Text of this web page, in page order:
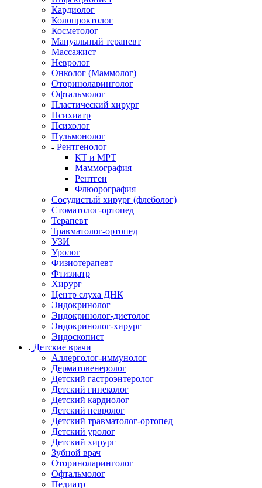
Кардиолог
Колопроктолог
Косметолог
Мануальный терапевт
Массажист
Невролог
Онколог (Маммолог)
Оториноларинголог
Офтальмолог
Пластический хирург
Психиатр
Психолог
Пульмонолог
Рентгенолог
КТ и МРТ
Маммография
Рентген
Флюорография
Сосудистый хирург (флеболог)
Стоматолог-ортопед
Терапевт
Травматолог-ортопед
УЗИ
Уролог
Физиотерапевт
Фтизиатр
Хирург
Центр слуха ДНК
Эндокринолог
Эндокринолог-диетолог
Эндокринолог-хирург
Эндоскопист
Детские врачи
Аллерголог-иммунолог
Дерматовенеролог
Детский гастроэнтеролог
Детский гинеколог
Детский кардиолог
Детский невролог
Детский травматолог-ортопед
Детский уролог
Детский хирург
Зубной врач
Оториноларинголог
Офтальмолог
Педиатр